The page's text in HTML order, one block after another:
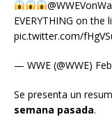
EVERYTHING on the
pic.twitter.com/
— WWE (@WWE)
Se presenta un
semana pasada.